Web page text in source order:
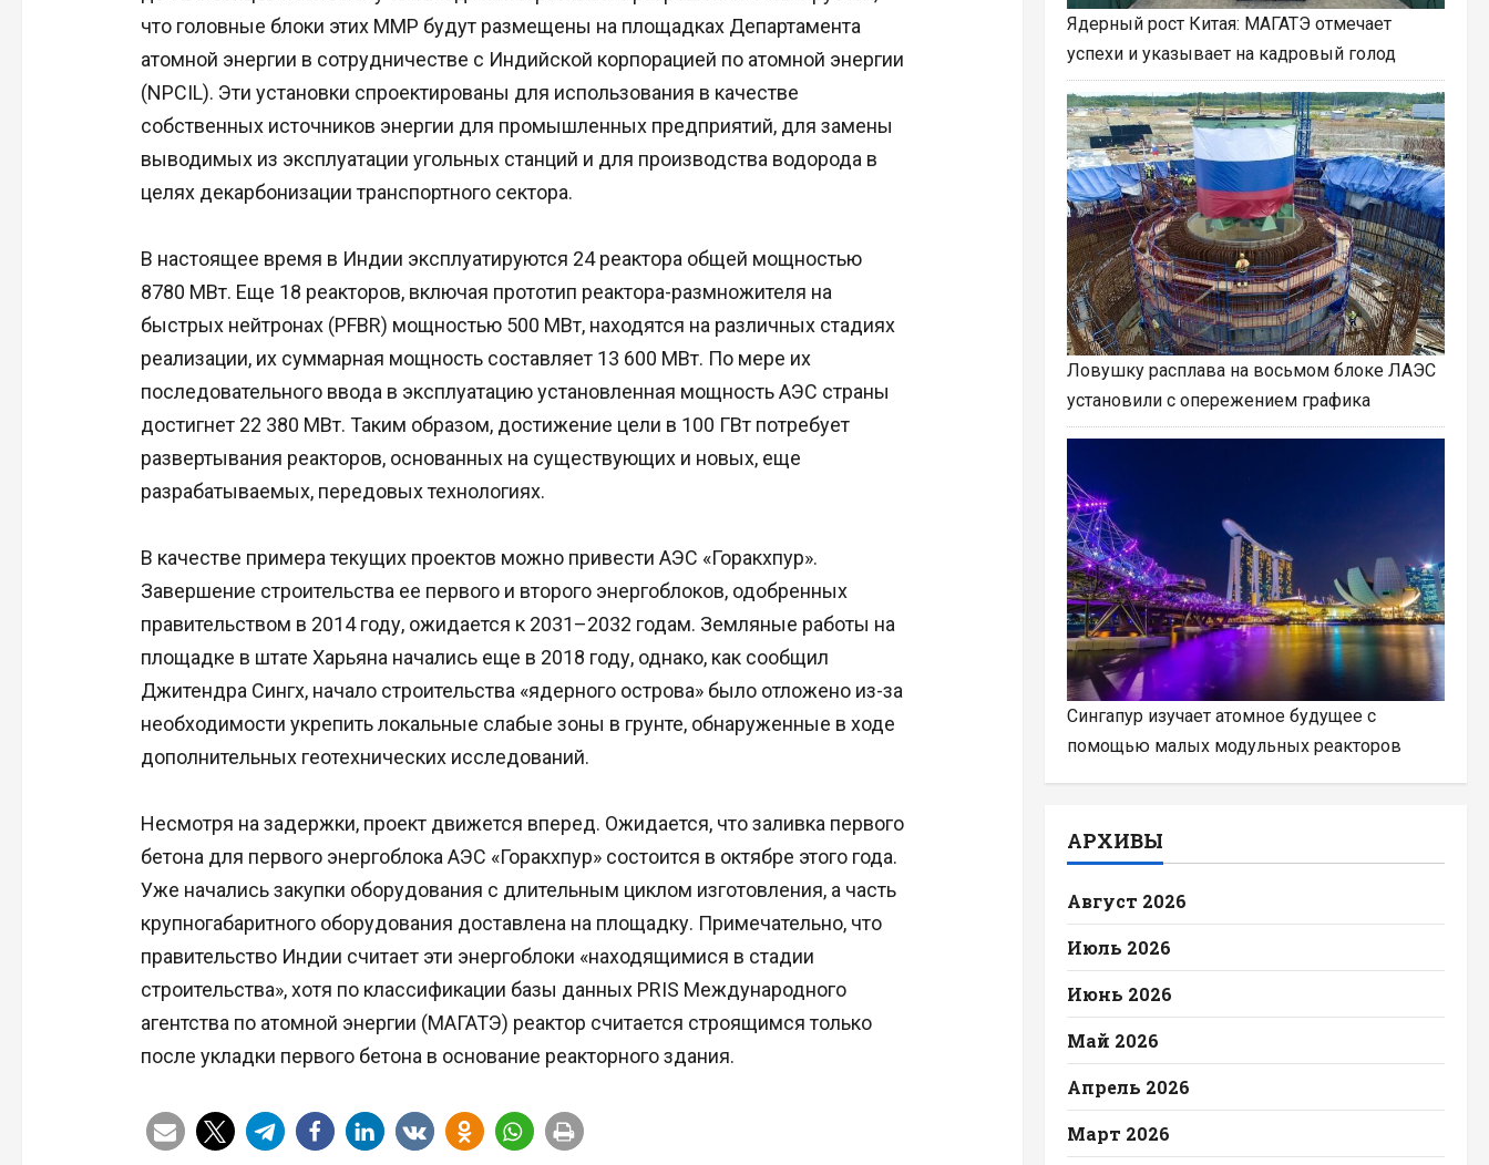
что головные блоки этих ММР будут размещены на площадках Департамента
атомной энергии в сотрудничестве с Индийской корпорацией по атомной энергии
(NPCIL). Эти установки спроектированы для использования в качестве
собственных источников энергии для промышленных предприятий, для замены
выводимых из эксплуатации угольных станций и для производства водорода в
целях декарбонизации транспортного сектора.
В настоящее время в Индии эксплуатируются 24 реактора общей мощностью
8780 МВт. Еще 18 реакторов, включая прототип реактора-размножителя на
быстрых нейтронах (PFBR) мощностью 500 МВт, находятся на различных стадиях
реализации, их суммарная мощность составляет 13 600 МВт. По мере их
последовательного ввода в эксплуатацию установленная мощность АЭС страны
достигнет 22 380 МВт. Таким образом, достижение цели в 100 ГВт потребует
развертывания реакторов, основанных на существующих и новых, еще
разрабатываемых, передовых технологиях.
В качестве примера текущих проектов можно привести АЭС «Горакхпур».
Завершение строительства ее первого и второго энергоблоков, одобренных
правительством в 2014 году, ожидается к 2031–2032 годам. Земляные работы на
площадке в штате Харьяна начались еще в 2018 году, однако, как сообщил
Джитендра Сингх, начало строительства «ядерного острова» было отложено из-за
необходимости укрепить локальные слабые зоны в грунте, обнаруженные в ходе
дополнительных геотехнических исследований.
Несмотря на задержки, проект движется вперед. Ожидается, что заливка первого
бетона для первого энергоблока АЭС «Горакхпур» состоится в октябре этого года.
Уже начались закупки оборудования с длительным циклом изготовления, а часть
крупногабаритного оборудования доставлена на площадку. Примечательно, что
правительство Индии считает эти энергоблоки «находящимися в стадии
строительства», хотя по классификации базы данных PRIS Международного
агентства по атомной энергии (МАГАТЭ) реактор считается строящимся только
после укладки первого бетона в основание реакторного здания.
Ядерный рост Китая: МАГАТЭ отмечает
успехи и указывает на кадровый голод
Ловушку расплава на восьмом блоке ЛАЭС
установили с опережением графика
Сингапур изучает атомное будущее с
помощью малых модульных реакторов
АРХИВЫ
Август 2026
Июль 2026
Июнь 2026
Май 2026
Апрель 2026
Март 2026